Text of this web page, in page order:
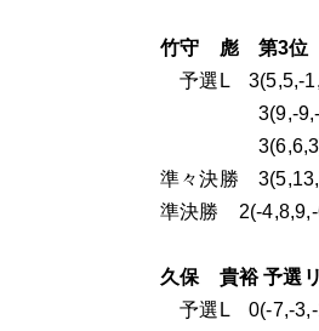
竹守 彪 第3位
予選L 3(5,5,-
3(9,-9,-
3(6,6,3)0
準々決勝
準決勝 2(-4,8,9,-
久保 貴裕 予選
予選L 0(-7,-